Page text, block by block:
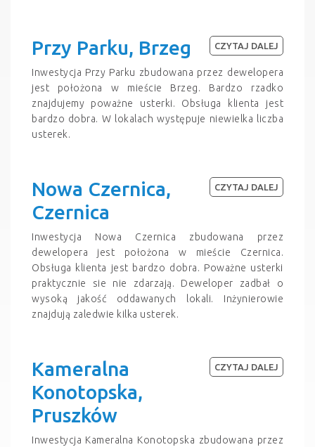
Przy Parku, Brzeg
Inwestycja Przy Parku zbudowana przez dewelopera
jest położona w mieście Brzeg. Bardzo rzadko
znajdujemy poważne usterki. Obsługa klienta jest
bardzo dobra. W lokalach występuje niewielka liczba
usterek.
CZYTAJ DALEJ
Nowa Czernica,
Czernica
Inwestycja Nowa Czernica zbudowana przez
dewelopera jest położona w mieście Czernica.
Obsługa klienta jest bardzo dobra. Poważne usterki
praktycznie sie nie zdarzają. Deweloper zadbał o
wysoką jakość oddawanych lokali. Inżynierowie
znajdują zaledwie kilka usterek.
CZYTAJ DALEJ
Kameralna
Konotopska,
Pruszków
Inwestycja Kameralna Konotopska zbudowana przez
CZYTAJ DALEJ